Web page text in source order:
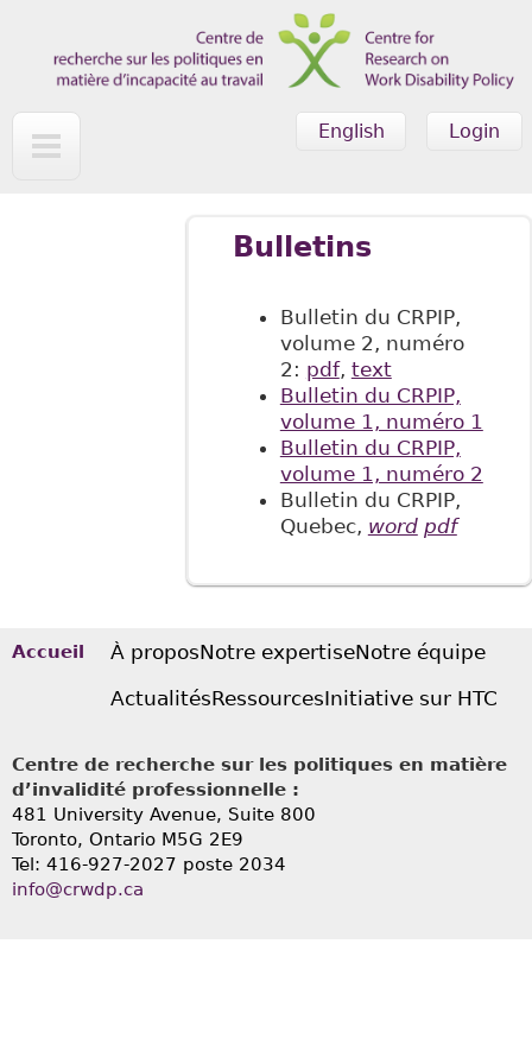
Login
English
Bulletins
Bulletin du CRPIP,
volume 2, numéro
2: pdf, text
Bulletin du CRPIP,
volume 1, numéro 1
Bulletin du CRPIP,
volume 1, numéro 2
Bulletin du CRPIP,
Quebec, word pdf
Accueil À proposNotre expertiseNotre équipe
ActualitésRessourcesInitiative sur HTC
Centre de recherche sur les politiques en matière
d’invalidité professionnelle :
481 University Avenue, Suite 800
Toronto, Ontario M5G 2E9
Tel: 416-927-2027 poste 2034
info@crwdp.ca